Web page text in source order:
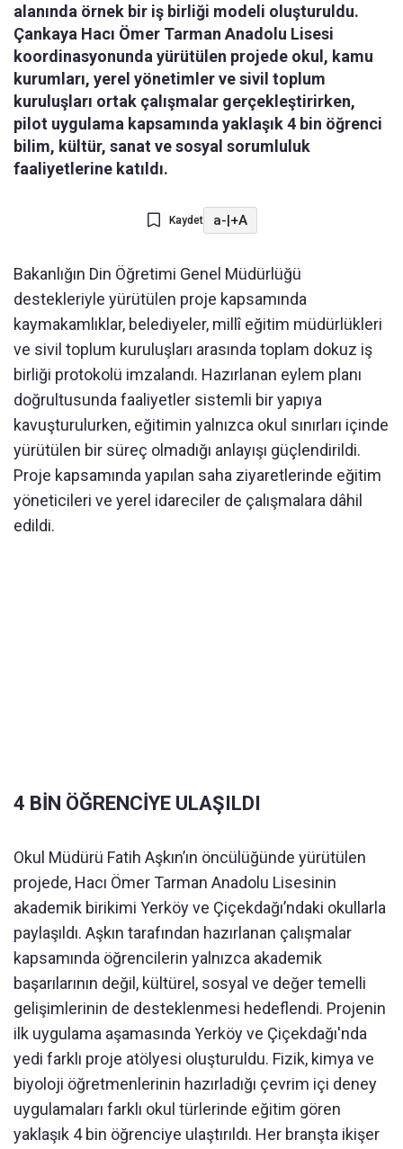
alanında örnek bir iş birliği modeli oluşturuldu.
Çankaya Hacı Ömer Tarman Anadolu Lisesi
koordinasyonunda yürütülen projede okul, kamu
kurumları, yerel yönetimler ve sivil toplum
kuruluşları ortak çalışmalar gerçekleştirirken,
pilot uygulama kapsamında yaklaşık 4 bin öğrenci
bilim, kültür, sanat ve sosyal sorumluluk
faaliyetlerine katıldı.
Kaydet a-|+A
Bakanlığın Din Öğretimi Genel Müdürlüğü
destekleriyle yürütülen proje kapsamında
kaymakamlıklar, belediyeler, millî eğitim müdürlükleri
ve sivil toplum kuruluşları arasında toplam dokuz iş
birliği protokolü imzalandı. Hazırlanan eylem planı
doğrultusunda faaliyetler sistemli bir yapıya
kavuşturulurken, eğitimin yalnızca okul sınırları içinde
yürütülen bir süreç olmadığı anlayışı güçlendirildi.
Proje kapsamında yapılan saha ziyaretlerinde eğitim
yöneticileri ve yerel idareciler de çalışmalara dâhil
edildi.
4 BİN ÖĞRENCİYE ULAŞILDI
Okul Müdürü Fatih Aşkın’ın öncülüğünde yürütülen
projede, Hacı Ömer Tarman Anadolu Lisesinin
akademik birikimi Yerköy ve Çiçekdağı’ndaki okullarla
paylaşıldı. Aşkın tarafından hazırlanan çalışmalar
kapsamında öğrencilerin yalnızca akademik
başarılarının değil, kültürel, sosyal ve değer temelli
gelişimlerinin de desteklenmesi hedeflendi. Projenin
ilk uygulama aşamasında Yerköy ve Çiçekdağı'nda
yedi farklı proje atölyesi oluşturuldu. Fizik, kimya ve
biyoloji öğretmenlerinin hazırladığı çevrim içi deney
uygulamaları farklı okul türlerinde eğitim gören
yaklaşık 4 bin öğrenciye ulaştırıldı. Her branşta ikişer